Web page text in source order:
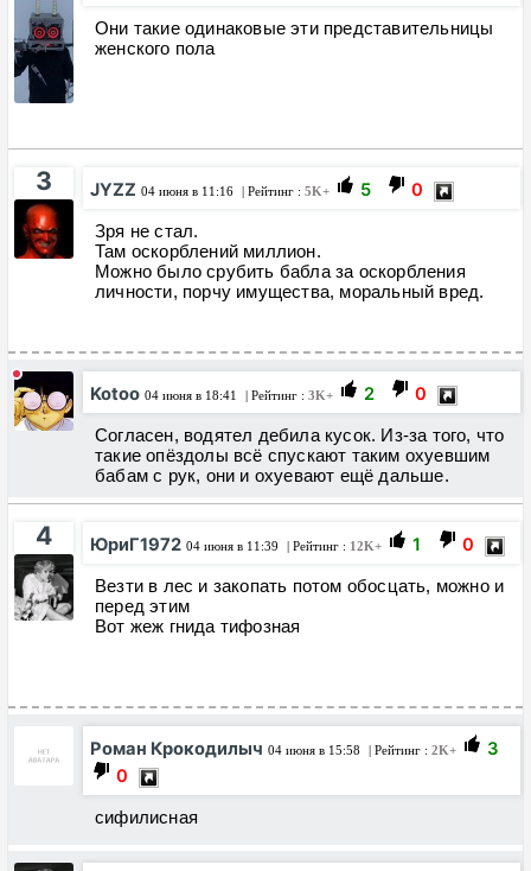
Они такие одинаковые эти представительницы
женского пола
3 JYZZ 04 июня в 11:16 | Рейтинг : 5K+ 5 0
Зря не стал.
Там оскорблений миллион.
Можно было срубить бабла за оскорбления
личности, порчу имущества, моральный вред.
Kotoo 04 июня в 18:41 | Рейтинг : 3K+ 2 0
Согласен, водятел дебила кусок. Из-за того, что
такие опёздолы всё спускают таким охуевшим
бабам с рук, они и охуевают ещё дальше.
4 ЮриГ1972 04 июня в 11:39 | Рейтинг : 12K+ 1 0
Везти в лес и закопать потом обосцать, можно и
перед этим
Вот жеж гнида тифозная
Роман Крокодилыч 04 июня в 15:58 | Рейтинг : 2K+
3
0
сифилисная